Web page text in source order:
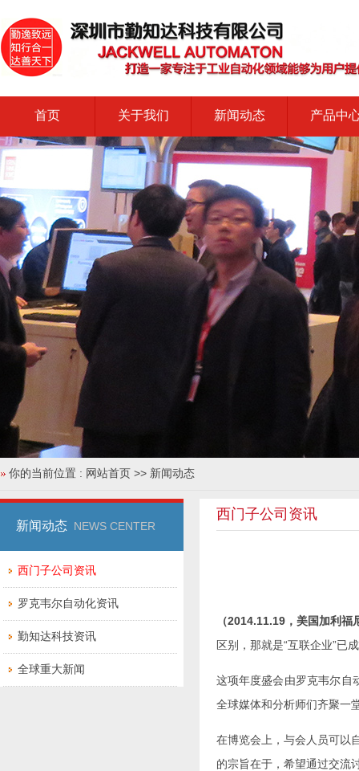
首页 关于我们 新闻动态 产品中
你的当前位置 : 网站首页 >> 新闻动态
新闻动态 NEWS CENTER
西门子公司资讯
罗克韦尔自动化资讯
勤知达科技资讯
全球重大新闻
西门子公司资讯
（2014.11.19，美国加利
区别，那就是“互联企业”已
这项年度盛会由罗克韦尔自
全球媒体和分析师们齐聚一
在博览会上，与会人员可以
的宗旨在于，希望通过交流